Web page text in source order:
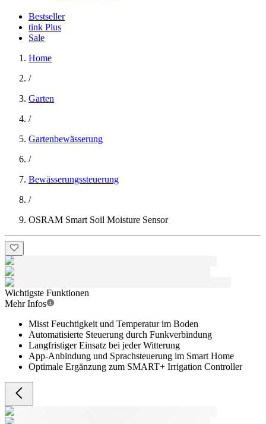
Bestseller
tink Plus
Sale
Home
/
Garten
/
Gartenbewässerung
/
Bewässerungssteuerung
/
OSRAM Smart Soil Moisture Sensor
Wichtigste Funktionen
Mehr Infos
Misst Feuchtigkeit und Temperatur im Boden
Automatisierte Steuerung durch Funkverbindung
Langfristiger Einsatz bei jeder Witterung
App-Anbindung und Sprachsteuerung im Smart Home
Optimale Ergänzung zum SMART+ Irrigation Controller